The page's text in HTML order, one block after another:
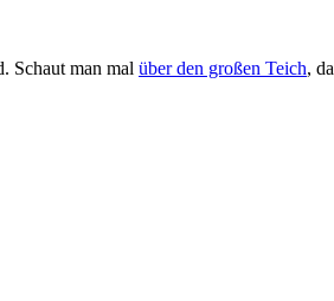
Schaut man mal über den großen Teich,